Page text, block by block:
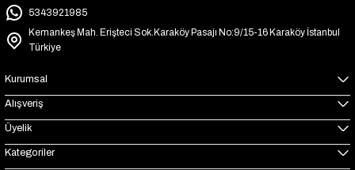
5343921985
Kemankeş Mah. Erişteci Sok.Karaköy Pasajı No:9/15-16 Karaköy İstanbul
Türkiye
Kurumsal
Alışveriş
Üyelik
Kategoriler